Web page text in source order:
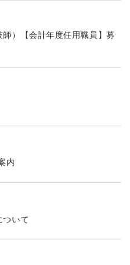
）【会計年度任用職員】募
内
ついて